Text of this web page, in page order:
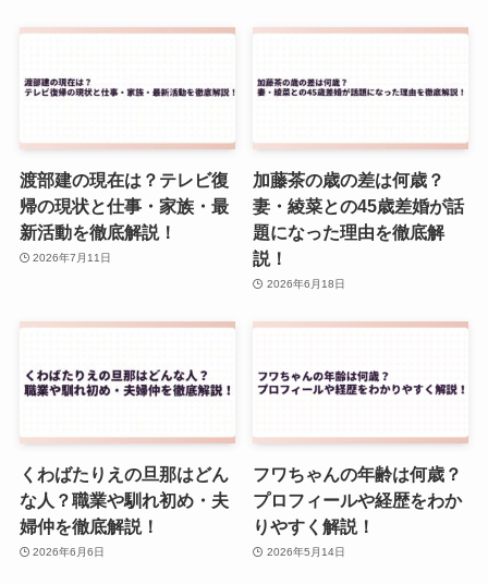
渡部建の現在は？テレビ復
帰の現状と仕事・家族・最
新活動を徹底解説！
2026年7月11日
加藤茶の歳の差は何歳？
妻・綾菜との45歳差婚が話
題になった理由を徹底解
説！
2026年6月18日
くわばたりえの旦那はどん
な人？職業や馴れ初め・夫
婦仲を徹底解説！
2026年6月6日
フワちゃんの年齢は何歳？
プロフィールや経歴をわか
りやすく解説！
2026年5月14日